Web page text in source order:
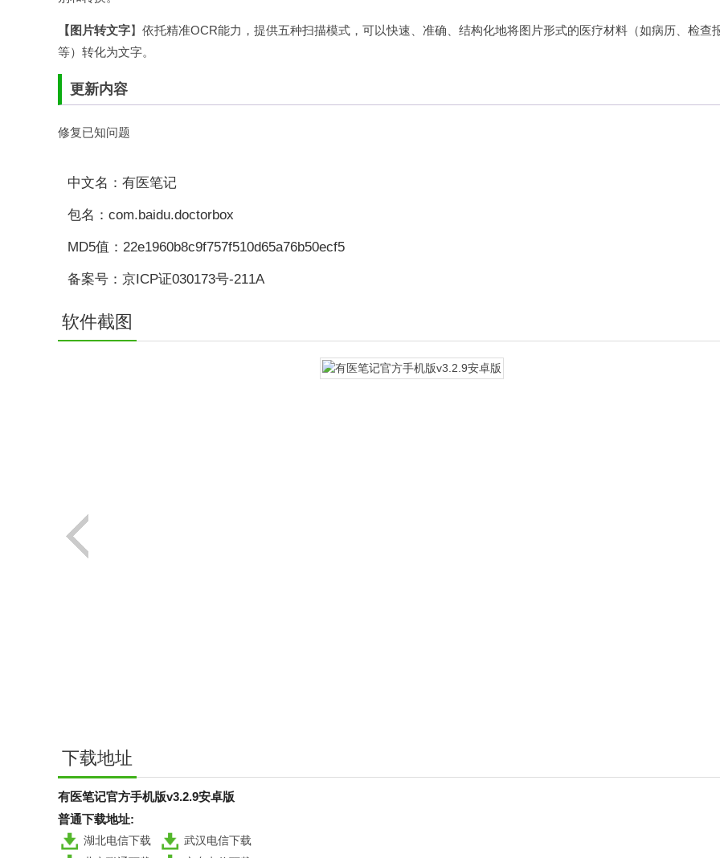
【图片转文字】依托精准OCR能力，提供五种扫描模式，可以快速、准确、结构化地将图片形式的医疗材料（如病历、检查
等）转化为文字。
更新内容
修复已知问题
中文名：有医笔记
包名：com.baidu.doctorbox
MD5值：22e1960b8c9f757f510d65a76b50ecf5
备案号：京ICP证030173号-211A
软件截图
下载地址
有医笔记官方手机版v3.2.9安卓版
普通下载地址:
湖北电信下载
武汉电信下载